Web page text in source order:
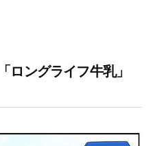
ロングライフ牛乳」